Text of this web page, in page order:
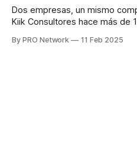
Dos empresas, un mismo compromiso Valeria
Kiik Consultores hace más de
especialmente en puestos de
By PRO Network 11 Feb 2025